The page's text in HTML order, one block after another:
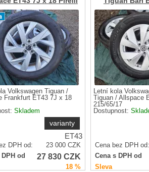
Volkswagen Tiguan /
Frankfurt ET43 7J x 18
Skladem
varianty
ET43
DPH od: 23 000 CZK
od
27 830 CZK
18 %
Letní kola
Tiguan / Allspace
215/65/17
Dostupnost:
Cena bez DPH od:
Cena s DPH od
Sleva